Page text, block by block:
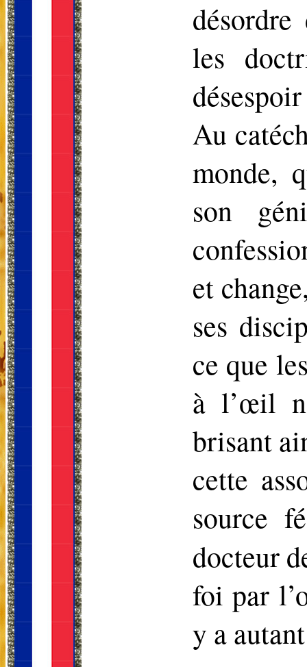
les
Au
monde,
son
et
ses
ce que
à l’œil
brisant
cette
source
docteur
foi par
y a